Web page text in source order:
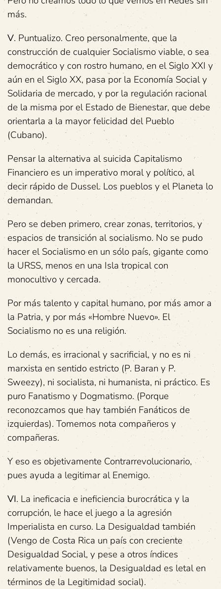
más.
V. Puntualizo. Creo personalmente, que la
construcción de cualquier Socialismo viable, o sea
democrático y con rostro humano, en el Siglo XXI y
aún en el Siglo XX, pasa por la Economía Social y
Solidaria de mercado, y por la regulación racional
de la misma por el Estado de Bienestar, que debe
orientarla a la mayor felicidad del Pueblo
(Cubano).
Pensar la alternativa al suicida Capitalismo
Financiero es un imperativo moral y político, al
decir rápido de Dussel. Los pueblos y el Planeta lo
demandan.
Pero se deben primero, crear zonas, territorios, y
espacios de transición al socialismo. No se pudo
hacer el Socialismo en un sólo país, gigante como
la URSS, menos en una Isla tropical con
monocultivo y cercada.
Por más talento y capital humano, por más amor a
la Patria, y por más «Hombre Nuevo». El
Socialismo no es una religión.
Lo demás, es irracional y sacrificial, y no es ni
marxista en sentido estricto (P. Baran y P.
Sweezy), ni socialista, ni humanista, ni práctico. Es
puro Fanatismo y Dogmatismo. (Porque
reconozcamos que hay también Fanáticos de
izquierdas). Tomemos nota compañeros y
compañeras.
Y eso es objetivamente Contrarrevolucionario,
pues ayuda a legitimar al Enemigo.
VI. La ineficacia e ineficiencia burocrática y la
corrupción, le hace el juego a la agresión
Imperialista en curso. La Desigualdad también
(Vengo de Costa Rica un país con creciente
Desigualdad Social, y pese a otros índices
relativamente buenos, la Desigualdad es letal en
términos de la Legitimidad social).